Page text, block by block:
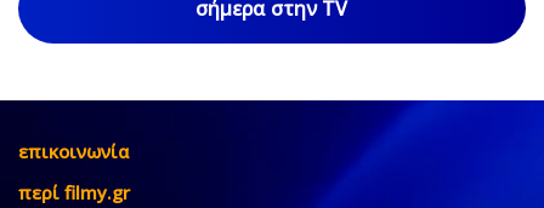
σήμερα στην TV
επικοινωνία
περί filmy.gr